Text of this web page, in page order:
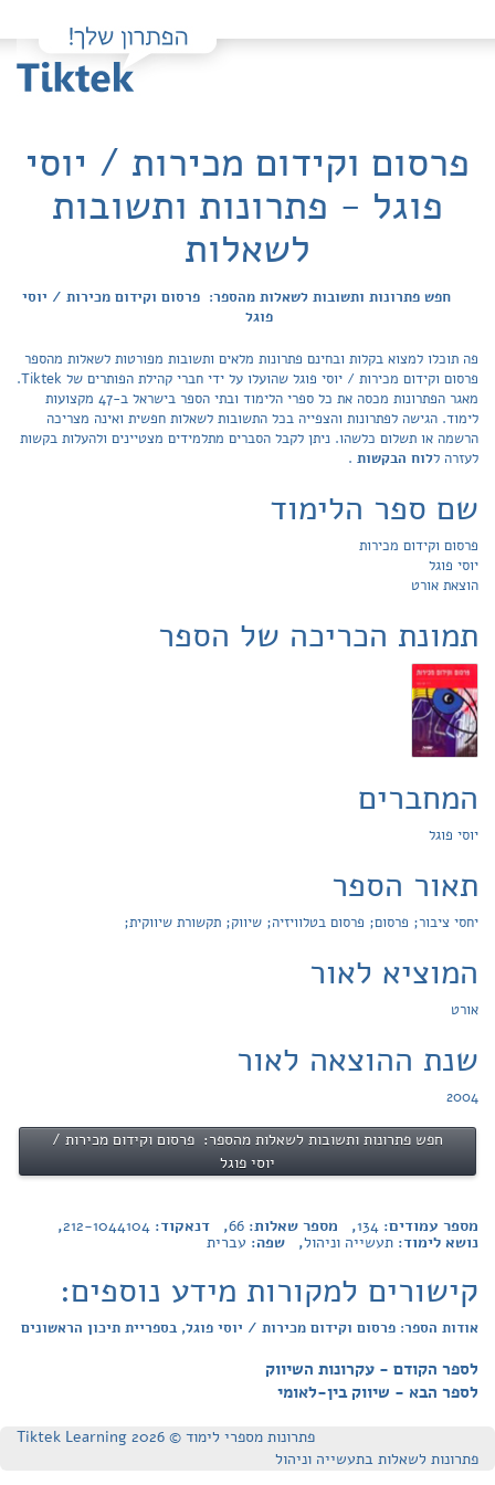
פרסום וקידום מכירות / יוסי
פוגל - פתרונות ותשובות
לשאלות
חפש פתרונות ותשובות לשאלות מהספר: פרסום וקידום מכירות / יוסי
פוגל
פה תוכלו למצוא בקלות ובחינם פתרונות מלאים ותשובות מפורטות לשאלות מהספר
פרסום וקידום מכירות / יוסי פוגל שהועלו על ידי חברי קהילת הפותרים של Tiktek.
מאגר הפתרונות מכסה את כל ספרי הלימוד ובתי הספר בישראל ב-47 מקצועות
לימוד. הגישה לפתרונות והצפייה בכל התשובות לשאלות חפשית ואינה מצריכה
הרשמה או תשלום כלשהו. ניתן לקבל הסברים מתלמידים מצטיינים ולהעלות בקשות
לעזרה ללוח הבקשות .
שם ספר הלימוד
פרסום וקידום מכירות
יוסי פוגל
הוצאת אורט
תמונת הכריכה של הספר
המחברים
יוסי פוגל
תאור הספר
יחסי ציבור; פרסום; פרסום בטלוויזיה; שיווק; תקשורת שיווקית;
המוציא לאור
אורט
שנת ההוצאה לאור
2004
חפש פתרונות ותשובות לשאלות מהספר: פרסום וקידום מכירות /
יוסי פוגל
מספר עמודים: 134, מספר שאלות: 66, דנאקוד: 212-1044104
,
נושא לימוד: תעשייה וניהול, שפה: עברית
קישורים למקורות מידע נוספים:
אודות הספר: פרסום וקידום מכירות / יוסי פוגל, בספריית תיכון הראשונים
לספר הקודם - עקרונות השיווק
לספר הבא - שיווק בין-לאומי
פתרונות מספרי לימוד © Tiktek Learning 2026
פתרונות לשאלות בתעשייה וניהול